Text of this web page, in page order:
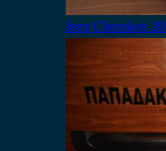
Jeep Cherokee